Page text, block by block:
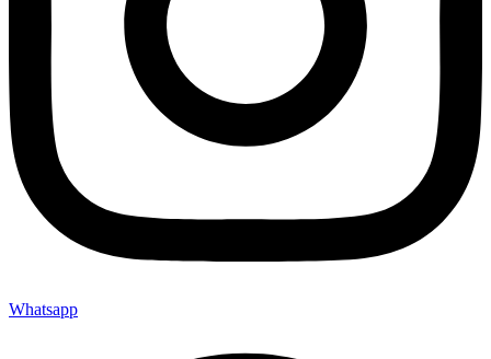
Whatsapp